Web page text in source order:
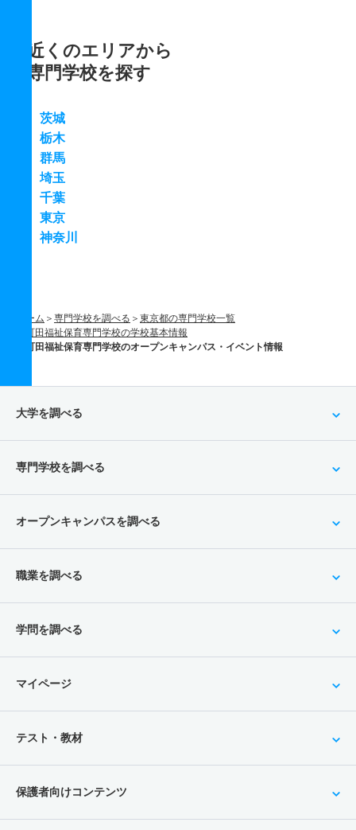
近くのエリアから
専門学校を探す
茨城
栃木
群馬
埼玉
千葉
東京
神奈川
ホーム 専門学校を調べる
東京都の専門学校一覧
町田福祉保育専門学校の学校基本情報
町田福祉保育専門学校のオープンキャンパス・イベント情報
大学を調べる
専門学校を調べる
オープンキャンパスを調べる
職業を調べる
学問を調べる
マイページ
テスト・教材
保護者向けコンテンツ